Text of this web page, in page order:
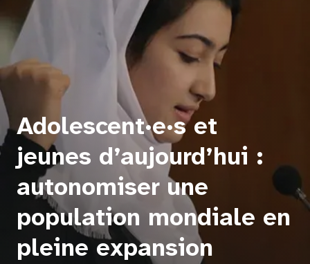
n
n
a
v
i
g
Adolescent·e·s et
jeunes d’aujourd’hui :
autonomiser une
population mondiale en
pleine expansion